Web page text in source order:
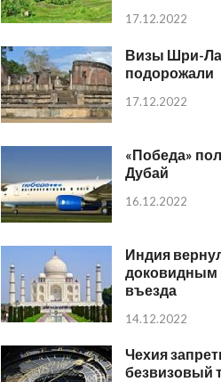
17.12.2022
Визы Шри-
подорожали
17.12.2022
«Победа»
Дубай
16.12.2022
Индия
доковидным
въезда
14.12.2022
Чехия
безвизовый